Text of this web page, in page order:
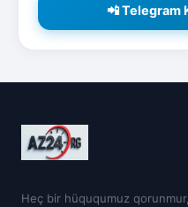
📲 Telegram
Heç bir hüququmuz